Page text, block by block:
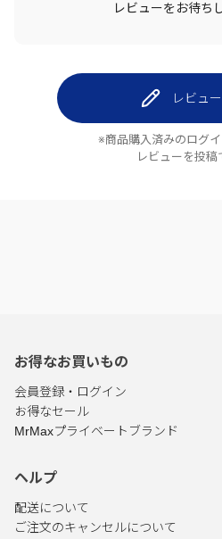
レビューをお待ち
レビュ
※商品購入済みのログ
レビューを投稿
お得なお買いもの
会員登録・ログイン
お得なセール
MrMaxプライベートブランド
ヘルプ
配送について
ご注文のキャンセルについて